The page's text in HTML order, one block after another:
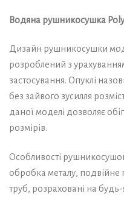
Водяна рушникосушка
Дизайн рушникосушки
розроблений з
застосування. Опуклі
без зайвого зусилля
даної моделі дозволяє
розмірів.
Особливості
обробка металу, подвійне
труб, розраховані на